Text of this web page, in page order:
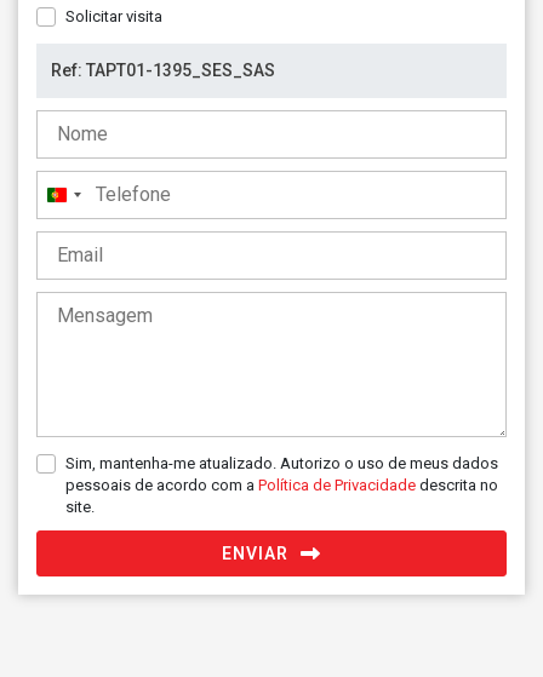
Solicitar visita
Portugal
+351
Sim, mantenha-me atualizado. Autorizo o uso de meus dados
pessoais de acordo com a Política de Privacidade descrita no
site.
ENVIAR